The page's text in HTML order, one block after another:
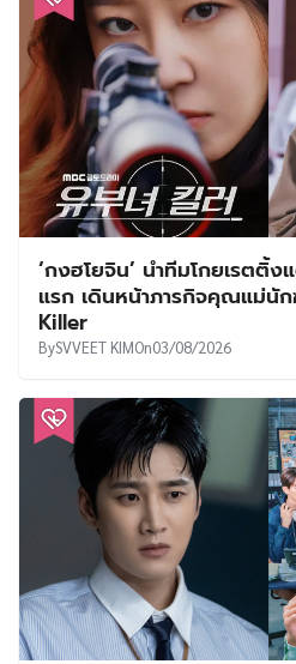
‘กงฮโยจิน’ นำทีมโกยเรตติ้
แรก เดินหน้าภารกิจคุณแม่นั
Killer
BySVVEET KIMOn03/08/2026